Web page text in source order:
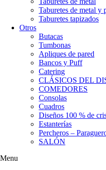
Taburetes de metal y
Taburetes tapizados
Otros
Butacas
Tumbonas
Apliques de pared
Bancos y Puff
Catering
CLÁSICOS DEL
COMEDORES
Consolas
Cuadros
Diseños 100 % de
Estanterías
Percheros –
SALÓN
Menu